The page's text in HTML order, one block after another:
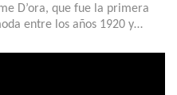
D’ora, que fue la primera
entre los años 1920 y…